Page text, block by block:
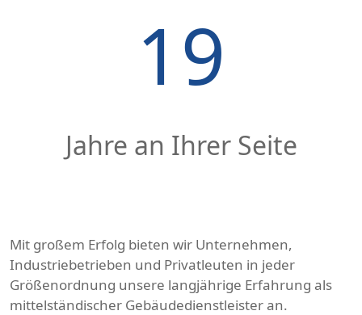
19
Jahre an Ihrer Seite
Mit großem Erfolg bieten wir Unternehmen,
Industriebetrieben und Privatleuten in jeder
Größenordnung unsere langjährige Erfahrung als
mittelständischer Gebäudedienstleister an.